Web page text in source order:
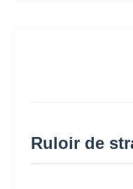
Ruloir de